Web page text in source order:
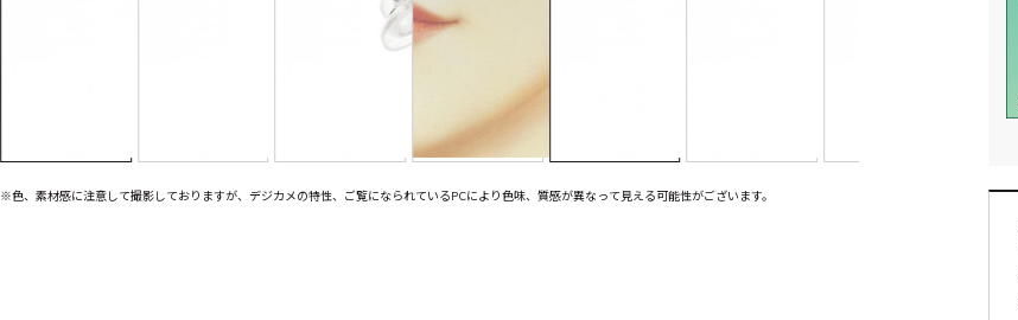
※色、素材感に注意して撮影しておりますが、デジカメの特性、ご覧になられているPCにより色味、質感が異なって見える可能性がございます。